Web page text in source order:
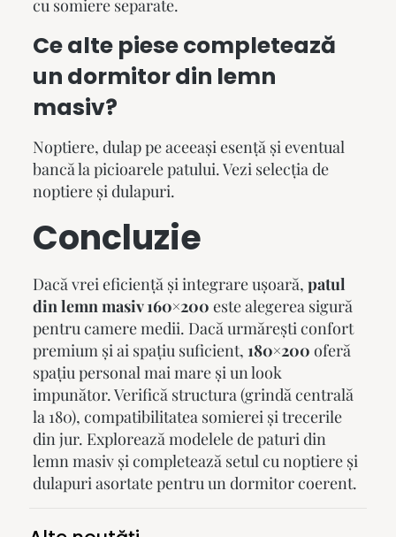
cu somiere separate.
Ce alte piese completează
un dormitor din lemn
masiv?
Noptiere, dulap pe aceeași esență și eventual
bancă la picioarele patului. Vezi selecția de
noptiereșidulapuri.
Concluzie
Dacă vrei eficiență și integrare ușoară, patul
din lemn masiv 160×200 este alegerea sigură
pentru camere medii. Dacă urmărești confort
premium și ai spațiu suficient, 180×200 oferă
spațiu personal mai mare și un look
impunător. Verifică structura (grindă centrală
la 180), compatibilitatea somierei și trecerile
din jur. Exploreazămodelele de paturi din
lemn masivși completează setul cunoptiereși
dulapuriasortate pentru un dormitor coerent.